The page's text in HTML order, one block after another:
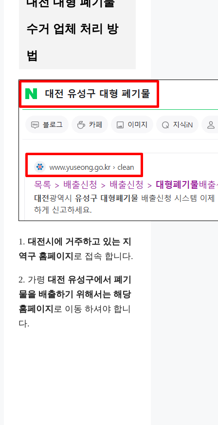
수거 업체 처리 방
법
1. 대전시에 거주하고 있는 지
역구 홈페이지 로 접속 합니다.
2. 가령 대전 유성구에서 폐기
물을 배출하기 위해서는 해당
홈페이지 로 이동 하셔야 합니
다.